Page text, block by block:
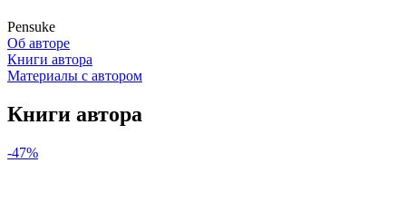
Pensuke
Об авторе
Книги автора
Материалы с автором
Книги автора
-47%